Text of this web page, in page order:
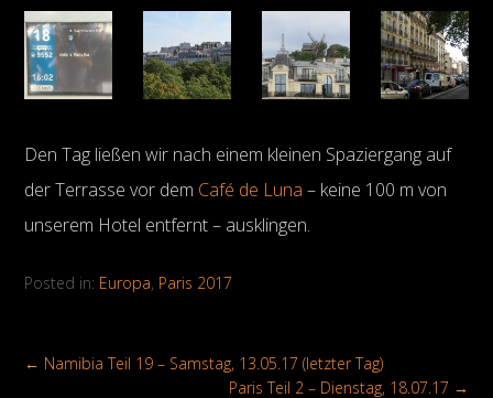
Den Tag ließen wir nach einem kleinen Spaziergang auf
der Terrasse vor dem Café de Luna – keine 100 m von
unserem Hotel entfernt – ausklingen.
Posted in: Europa, Paris 2017
← Namibia Teil 19 – Samstag, 13.05.17 (letzter Tag)
Paris Teil 2 – Dienstag, 18.07.17 →